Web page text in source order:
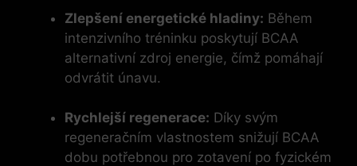
Zlepšení energetické hladiny: Během
intenzivního tréninku poskytují BCAA
alternativní zdroj energie, čímž pomáhají
odvrátit únavu.
Rychlejší regenerace: Díky svým
regeneračním vlastnostem snižují BCAA
dobu potřebnou pro zotavení po fyzickém